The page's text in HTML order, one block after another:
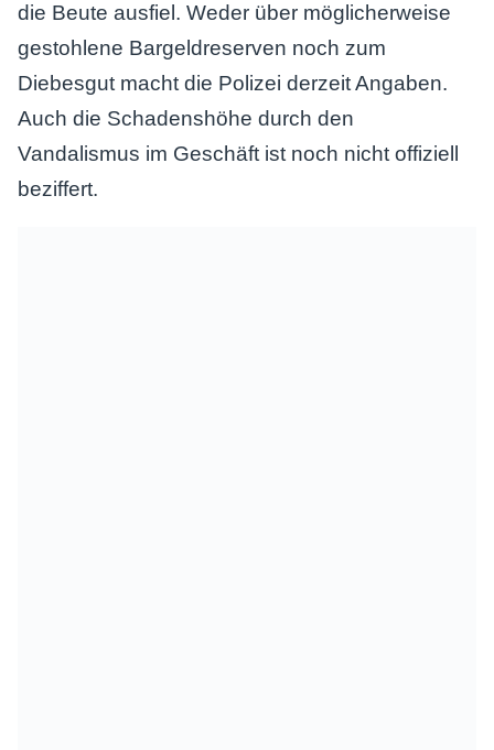
die Beute ausfiel. Weder über möglicherweise
gestohlene Bargeldreserven noch zum
Diebesgut macht die Polizei derzeit Angaben.
Auch die Schadenshöhe durch den
Vandalismus im Geschäft ist noch nicht offiziell
beziffert.